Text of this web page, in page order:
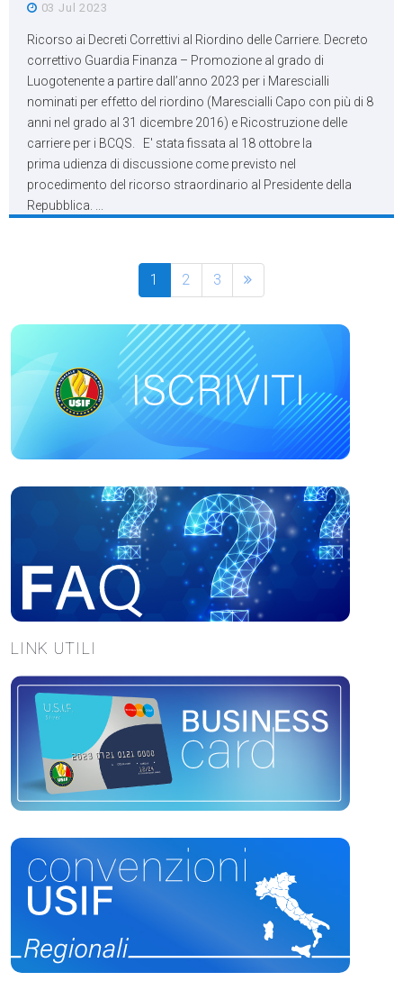
03 Jul 2023
Ricorso ai Decreti Correttivi al Riordino delle Carriere. Decreto
correttivo Guardia Finanza – Promozione al grado di
Luogotenente a partire dall’anno 2023 per i Marescialli
nominati per effetto del riordino (Marescialli Capo con più di 8
anni nel grado al 31 dicembre 2016) e Ricostruzione delle
carriere per i BCQS. E' stata fissata al 18 ottobre la
prima udienza di discussione come previsto nel
procedimento del ricorso straordinario al Presidente della
Repubblica. ...
1 2 3
LINK UTILI